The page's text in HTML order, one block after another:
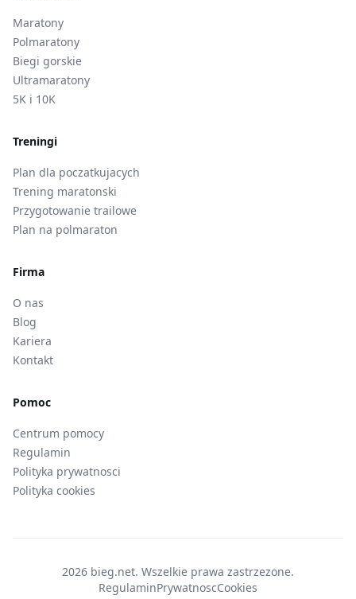
Maratony
Polmaratony
Biegi gorskie
Ultramaratony
5K i 10K
Treningi
Plan dla poczatkujacych
Trening maratonski
Przygotowanie trailowe
Plan na polmaraton
Firma
O nas
Blog
Kariera
Kontakt
Pomoc
Centrum pomocy
Regulamin
Polityka prywatnosci
Polityka cookies
2026 bieg.net. Wszelkie prawa zastrzezone.
RegulaminPrywatnoscCookies